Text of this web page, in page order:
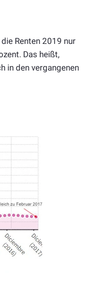
Renten 2019 nur
Das heißt,
in den vergangenen